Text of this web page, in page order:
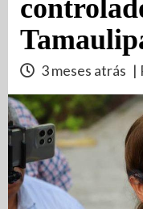
3 meses atrás |